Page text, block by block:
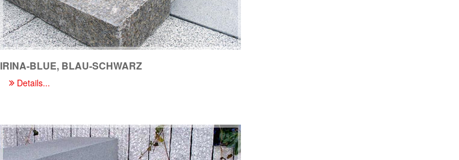
IRINA-BLUE, BLAU-SCHWARZ
Details...